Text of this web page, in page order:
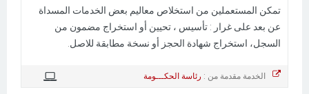
تمكن المستعملين من استخلاص معاليم بعض الخدمات المسداة
عن بعد على غرار : تأسيس ، تحيين أو استخراج مضمون من
السجل، استخراج شهادة الحجز أو نسخة مطابقة للاصل.
الخدمة مقدمة من : رئاسة الحكـــومة